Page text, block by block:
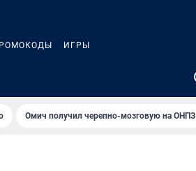
ИГРЫ
Омич получил черепно-мозговую на ОНПЗ